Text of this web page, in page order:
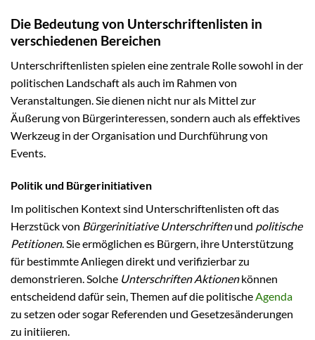
Die Bedeutung von Unterschriftenlisten in
verschiedenen Bereichen
Unterschriftenlisten spielen eine zentrale Rolle sowohl in der
politischen Landschaft als auch im Rahmen von
Veranstaltungen. Sie dienen nicht nur als Mittel zur
Äußerung von Bürgerinteressen, sondern auch als effektives
Werkzeug in der Organisation und Durchführung von
Events.
Politik und Bürgerinitiativen
Im politischen Kontext sind Unterschriftenlisten oft das
Herzstück von Bürgerinitiative Unterschriftenund politische
Petitionen. Sie ermöglichen es Bürgern, ihre Unterstützung
für bestimmte Anliegen direkt und verifizierbar zu
demonstrieren. Solche Unterschriften Aktionenkönnen
entscheidend dafür sein, Themen auf die politische Agenda
zu setzen oder sogar Referenden und Gesetzesänderungen
zu initiieren.